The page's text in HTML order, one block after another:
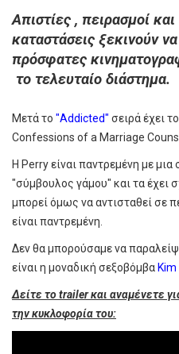
Απιστίες , πειρασμοί
καταστάσεις ξεκινούν
πρόσφατες
το τελευταίο διάστημα.
Μετά το "Addicted" σειρά έχει
Confessions of a Marriage
Η Perry είναι παντρεμένη με
"σύμβουλος γάμου" και τα έχει
μπορεί όμως να αντισταθεί σε
είναι παντρεμένη.
Δεν θα μπορούσαμε να
είναι η μοναδική σεξοβόμβα
Δείτε το trailer και αναμένετε
την κυκλοφορία του: